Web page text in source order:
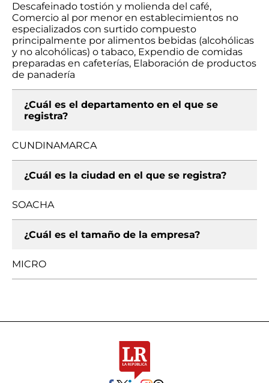
Descafeinado tostión y molienda del café,
Comercio al por menor en establecimientos no
especializados con surtido compuesto
principalmente por alimentos bebidas (alcohólicas
y no alcohólicas) o tabaco, Expendio de comidas
preparadas en cafeterías, Elaboración de productos
de panadería
¿Cuál es el departamento en el que se
registra?
CUNDINAMARCA
¿Cuál es la ciudad en el que se registra?
SOACHA
¿Cuál es el tamaño de la empresa?
MICRO